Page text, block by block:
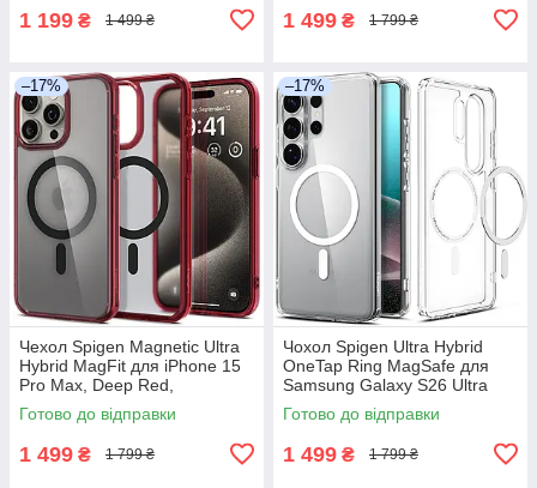
1 199 ₴ 1 499 ₴ 1 499 ₴ 1 799 ₴
–17%
Чехол Spigen Magnetic Ultra
Hybrid MagFit для iPhone 15
Pro Max, Deep Red,
ACS07056
Готово до відправки
1 499 ₴ 1 799 ₴
–17%
Чохол Spigen Ultra Hybrid
OneTap Ring MagSafe для
Samsung Galaxy S26 Ultra
(2026), ACS10958
Готово до відправки
1 499 ₴ 1 799 ₴